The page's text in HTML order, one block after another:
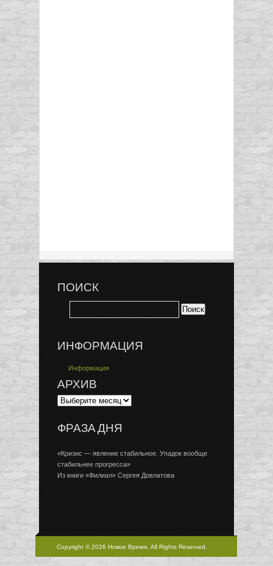
ПОИСК
ИНФОРМАЦИЯ
Информация
АРХИВ
ФРАЗА ДНЯ
«Кризис — явление стабильное. Упадок вообще
стабильнее прогресса»
Из книги «Филиал» Сергея Довлатова
Copyright © 2026 Новое Время, All Rights Reserved.